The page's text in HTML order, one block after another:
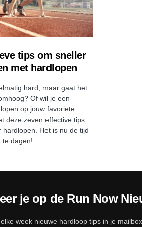
tips om sneller
met hardlopen
hard, maar gaat het
Of wil je een
op jouw favoriete
deze zeven effective tips
hardlopen. Het is nu de tijd
te dagen!
je op de Run Now
week nieuwe hardloop tips in je